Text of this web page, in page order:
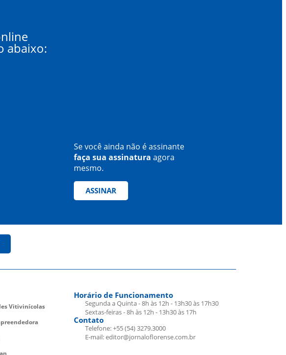
abaixo:
Se você ainda não é assinante
faça sua assinatura agora
mesmo.
ASSINAR
Vitivinícolas
Horário de Funcionamento
Segunda a Quinta - 8h às 12h - 13h30 às 17h30
Sextas-feiras - 8h às 12h - 13h30 às 17h
Contato
Telefone: +55 (54) 3279.3000
E-mail: editor@jornaloflorense.com.br